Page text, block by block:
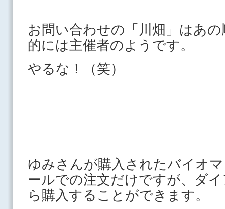
お問い合わせの「川畑」はあ
的には主催者のようです。
やるな！（笑）
ゆみさんが購入されたバイオ
ールでの注文だけですが、ダ
ら購入することができます。